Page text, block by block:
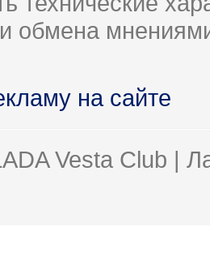
обмена
на сайте
Vesta Club |